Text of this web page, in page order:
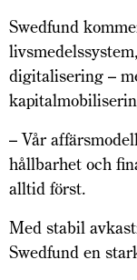
Swedfund
digitalisering –
– Vår
hållbarhet och
alltid först.
Med stabil
Swedfund en